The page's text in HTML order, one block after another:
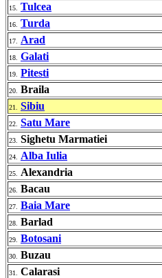
15. Tulcea
16. Turda
17. Arad
18. Galati
19. Pitesti
20. Braila
21. Sibiu
22. Satu Mare
23. Sighetu Marmatiei
24. Alba Iulia
25. Alexandria
26. Bacau
27. Baia Mare
28. Barlad
29. Botosani
30. Buzau
31. Calarasi